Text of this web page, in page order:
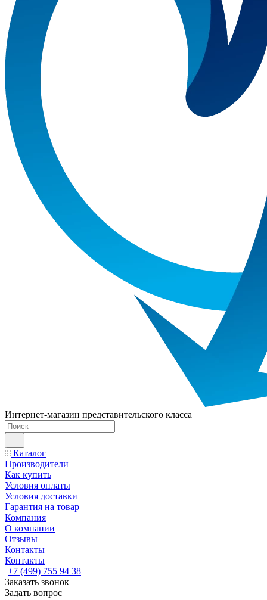
Интернет-магазин представительского класса
Каталог
Производители
Как купить
Условия оплаты
Условия доставки
Гарантия на товар
Компания
О компании
Отзывы
Контакты
Контакты
+7 (499) 755 94 38
Заказать звонок
Задать вопрос